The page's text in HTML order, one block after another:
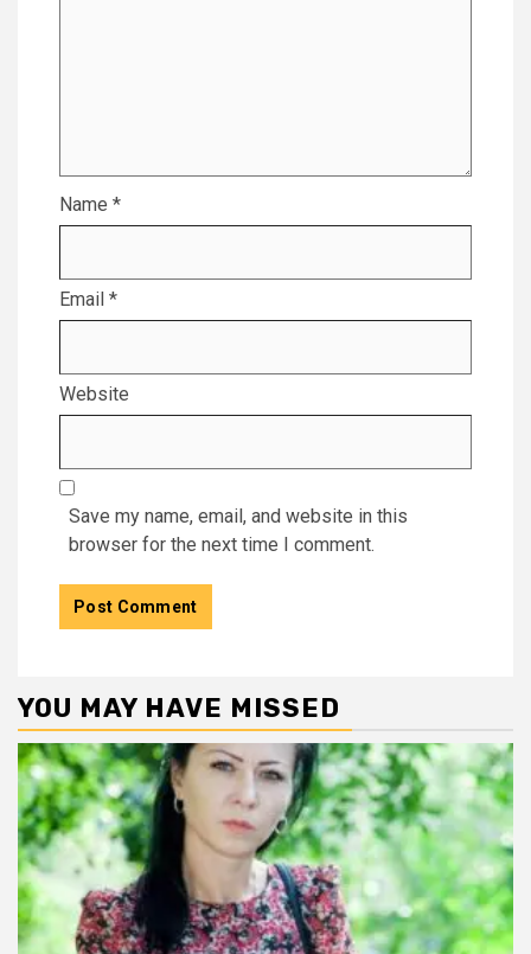
Name *
Email *
Website
Save my name, email, and website in this
browser for the next time I comment.
YOU MAY HAVE MISSED